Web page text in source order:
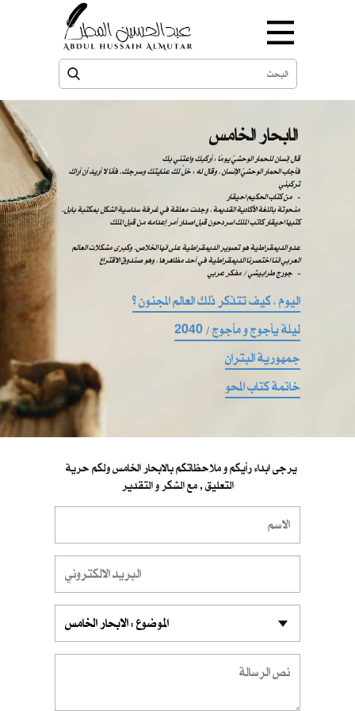
الابحار الخامس
قال إنسان للحمار الوحشيّ يومًا : أركبك واعتني بك
تركبني
من كتاب الحكيم احيقار -
منحوتة باللغة الأكادية القديمة ، وجدت معلقة في غرفة سداسية الشكل بمكتبة بابل.
كتبها احيقار كاتب الملك اسردحون قبل اصدار أمر إعدامه من قبل الملك
عدو الديمقراطية هو تصوير الديمقراطية على انها الخلاص. وكبرى مشكلات العالم
العربي اننا اختصرنا الديمقراطية في أحد مظاهرها ، وهو صندوق الاقتراع
​​ ​​جورج طرابيشي / مفكر عربي -
اليوم ، كيف تتذكر ذلك العالم المجنون ؟
ليلة يأجوج و مأجوج / 2040
جمهورية البتران
خاتمة كتاب المحو
التعليق , مع الشكر و التقدير